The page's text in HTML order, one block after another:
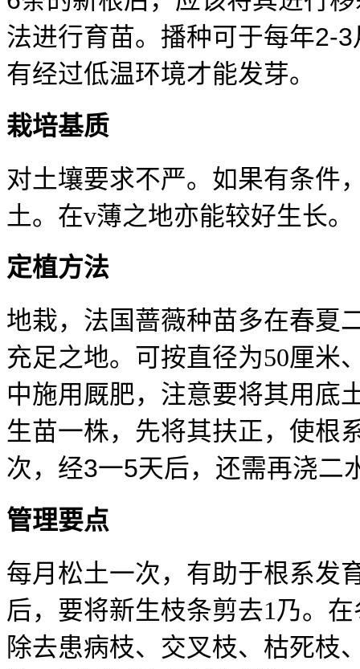
法进行育苗。播种可于每年2-3
有经过低温环境才能发芽。
栽培基质
对土壤要求不严。如果有条件
土。在v薄之地亦能较好生长。
定植方法
地栽，法国蔷薇种苗多在春夏
充足之地。可按直径为50厘米
中施用厩肥，注意要将其用底
生苗一株，先将其扶正，使根
次，经3一5天后，还需再浇二
管理要点
每月松土一次，有助于根系发
后，要将新生枝条剪去1 乃。
除去患病枝、交叉枝、枯死枝